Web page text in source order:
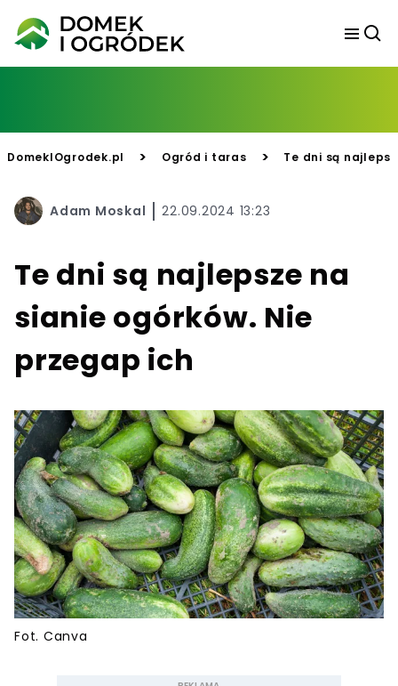
DomekIOgrodek.pl > Ogród i taras > Te dni są
Adam Moskal 22.09.2024 13:23
Te dni są najlepsze na
sianie ogórków. Nie
przegap ich
Fot. Canva